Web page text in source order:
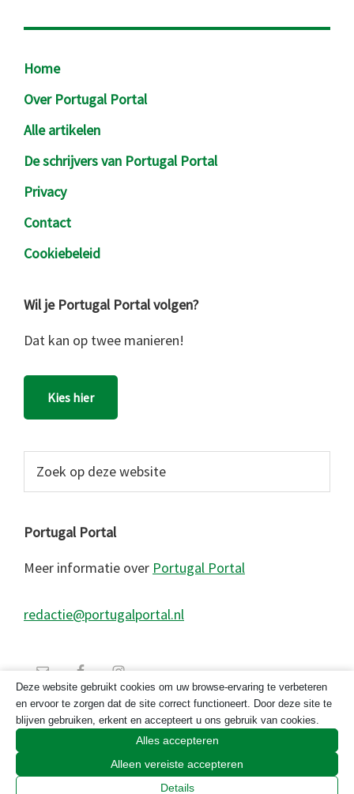
Footer
Home
Over Portugal Portal
Alle artikelen
De schrijvers van Portugal Portal
Privacy
Contact
Cookiebeleid
Wil je Portugal Portal volgen?
Dat kan op twee manieren!
Kies hier
website
Portugal Portal
Meer informatie over Portugal Portal
redactie@portugalportal.nl
© 2026 Copyright Portugal Portal 2023
Deze website gebruikt cookies om uw browse-ervaring te verbeteren
en ervoor te zorgen dat de site correct functioneert. Door deze site te
blijven gebruiken, erkent en accepteert u ons gebruik van cookies.
Alles accepteren
Alleen vereiste accepteren
Details